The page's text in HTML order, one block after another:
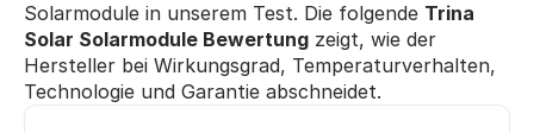
Solarmodule in unserem Test. Die folgende Trina
Solar Solarmodule Bewertung zeigt, wie der
Hersteller bei Wirkungsgrad, Temperaturverhalten,
Technologie und Garantie abschneidet.